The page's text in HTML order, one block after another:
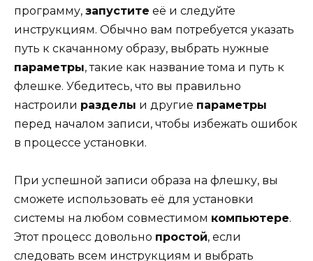
программу, запустите её и следуйте
инструкциям. Обычно вам потребуется указать
путь к скачанному образу, выбрать нужные
параметры, такие как название тома и путь к
флешке. Убедитесь, что вы правильно
настроили разделы и другие параметры
перед началом записи, чтобы избежать ошибок
в процессе установки.
При успешной записи образа на флешку, вы
сможете использовать её для установки
системы на любом совместимом компьютере.
Этот процесс довольно простой, если
следовать всем инструкциям и выбрать